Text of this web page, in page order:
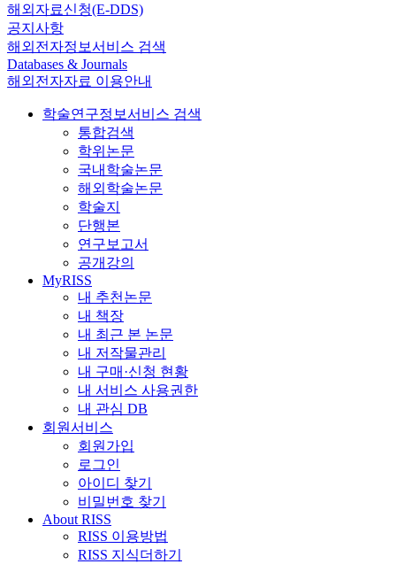
해외자료신청(E-DDS)
공지사항
해외전자정보서비스 검색
Databases & Journals
해외전자자료 이용안내
학술연구정보서비스 검색
통합검색
학위논문
국내학술논문
해외학술논문
학술지
단행본
연구보고서
공개강의
MyRISS
내 추천논문
내 책장
내 최근 본 논문
내 저작물관리
내 구매·신청 현황
내 서비스 사용권한
내 관심 DB
회원서비스
회원가입
로그인
아이디 찾기
비밀번호 찾기
About RISS
RISS 이용방법
RISS 지식더하기